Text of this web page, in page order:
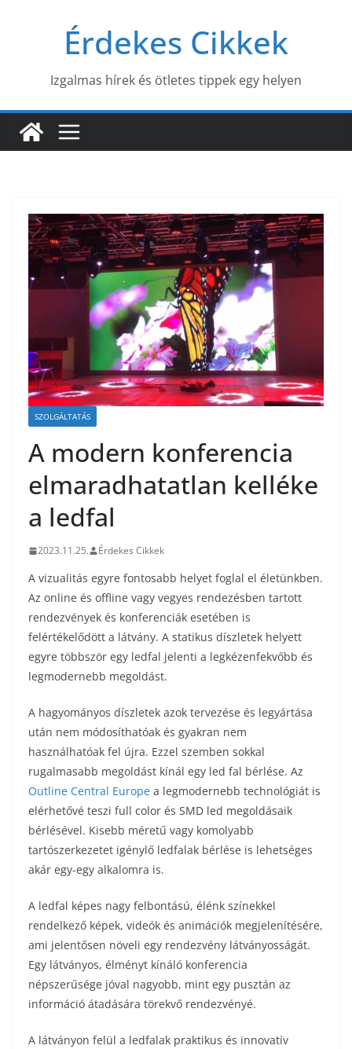
Érdekes Cikkek
Izgalmas hírek és ötletes tippek egy helyen
SZOLGÁLTATÁS
A modern konferencia
elmaradhatatlan kelléke
a ledfal
2023.11.25. Érdekes Cikkek
A vizualitás egyre fontosabb helyet foglal el életünkben.
Az online és offline vagy vegyes rendezésben tartott
rendezvények és konferenciák esetében is
felértékelődött a látvány. A statikus díszletek helyett
egyre többször egy ledfal jelenti a legkézenfekvőbb és
legmodernebb megoldást.
A hagyományos díszletek azok tervezése és legyártása
után nem módosíthatóak és gyakran nem
használhatóak fel újra. Ezzel szemben sokkal
rugalmasabb megoldást kínál egy led fal bérlése. Az
Outline Central Europe a legmodernebb technológiát is
elérhetővé teszi full color és SMD led megoldásaik
bérlésével. Kisebb méretű vagy komolyabb
tartószerkezetet igénylő ledfalak bérlése is lehetséges
akár egy-egy alkalomra is.
A ledfal képes nagy felbontású, élénk színekkel
rendelkező képek, videók és animációk megjelenítésére,
ami jelentősen növeli egy rendezvény látványosságát.
Egy látványos, élményt kínáló konferencia
népszerűsége jóval nagyobb, mint egy pusztán az
információ átadására törekvő rendezvényé.
A látványon felül a ledfalak praktikus és innovatív